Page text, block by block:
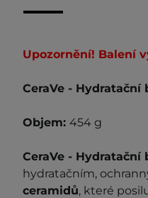
Upozornění! Balení
CeraVe - Hydratační
Objem: 454 g
CeraVe - Hydratační
hydratačním,
ceramidů, které